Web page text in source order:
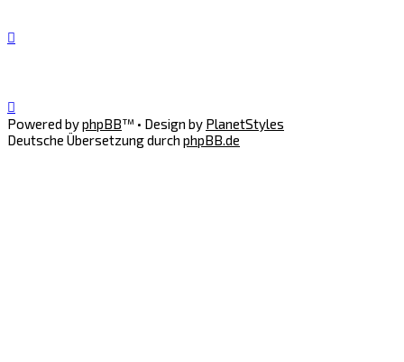
Powered byphpBB™ • Design by PlanetStyles
Deutsche Übersetzung durch phpBB.de